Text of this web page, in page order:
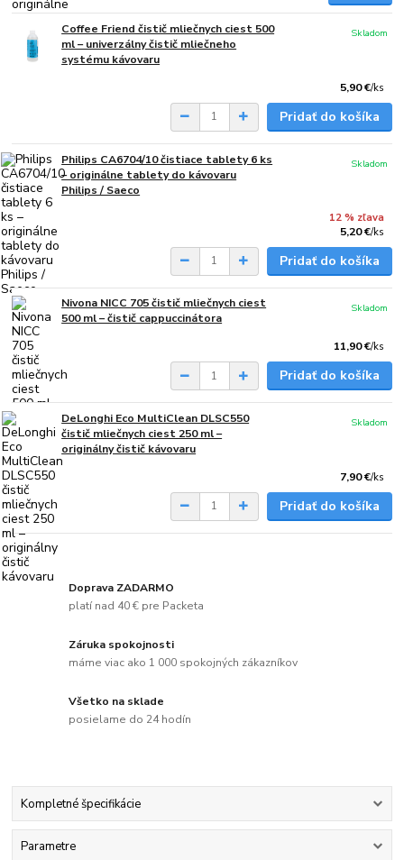
Coffee Friend čistič mliečnych ciest 500
ml – univerzálny čistič mliečneho
systému kávovaru
5,90 €/ks
Skladom
Pridať do košíka
Philips CA6704/10 čistiace tablety 6 ks
– originálne tablety do kávovaru
Philips / Saeco
12 % zľava
5,20 €/ks
Skladom
Pridať do košíka
Nivona NICC 705 čistič mliečnych ciest
500 ml – čistič cappuccinátora
11,90 €/ks
Skladom
Pridať do košíka
DeLonghi Eco MultiClean DLSC550
čistič mliečnych ciest 250 ml –
originálny čistič kávovaru
7,90 €/ks
Skladom
Pridať do košíka
Doprava ZADARMO
platí nad 40 € pre Packeta
Záruka spokojnosti
máme viac ako 1 000 spokojných zákazníkov
Všetko na sklade
posielame do 24 hodín
Kompletné špecifikácie
Parametre